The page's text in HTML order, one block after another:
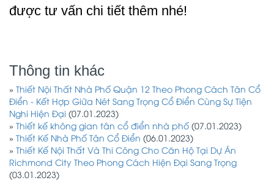
được tư vấn chi tiết thêm nhé!
Thông tin khác
»
Thiết Nội Thất Nhà Phố Quận 12 Theo Phong Cách Tân Cổ
Điển - Kết Hợp Giữa Nét Sang Trọng Cổ Điển Cùng Sự Tiện
Nghi Hiện Đại (07.01.2023)
»
Thiết kế không gian tân cổ điển nhà phố (07.01.2023)
»
Thiết Kế Nhà Phố Tân Cổ Điển (06.01.2023)
»
Thiết Kế Nội Thất Và Thi Công Cho Căn Hộ Tại Dự Án
Richmond City Theo Phong Cách Hiện Đại Sang Trọng
(03.01.2023)